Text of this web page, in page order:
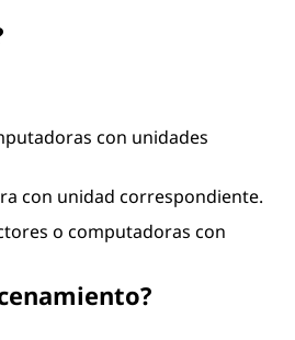
con unidades
con unidad correspondiente.
o computadoras con